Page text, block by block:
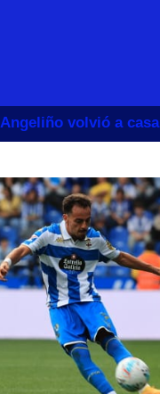
volvió a casa